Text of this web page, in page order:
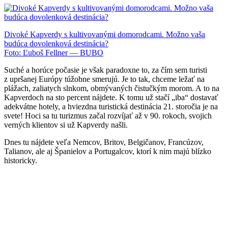
Divoké Kapverdy s kultivovanými domorodcami. Možno vaša
budúca dovolenková destinácia?
Foto: Ľuboš Fellner — BUBO
Suché a horúce počasie je však paradoxne to, za čím sem turisti
z upršanej Európy túžobne smerujú. Je to tak, chceme ležať na
plážach, zaliatych slnkom, obmývaných čistučkým morom. A to na
Kapverdoch na sto percent nájdete. K tomu už stačí „iba“ dostavať
adekvátne hotely, a hviezdna turistická destinácia 21 . storočia je na
svete! Hoci sa tu turizmus začal rozvíjať až v 90. rokoch, svojich
verných klientov si už Kapverdy našli.
Dnes tu nájdete veľa Nemcov, Britov, Belgičanov, Francúzov,
Talianov, ale aj Španielov a Portugalcov, ktorí k nim majú blízko
historicky.